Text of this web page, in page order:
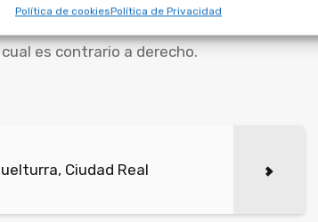
Política de cookiesPolítica de Privacidad
que se firmaron a partir del 5 de
es contrario a derecho.
Ciudad Real